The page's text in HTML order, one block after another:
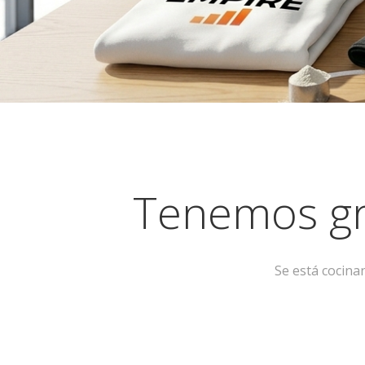
Tenemos
Se está